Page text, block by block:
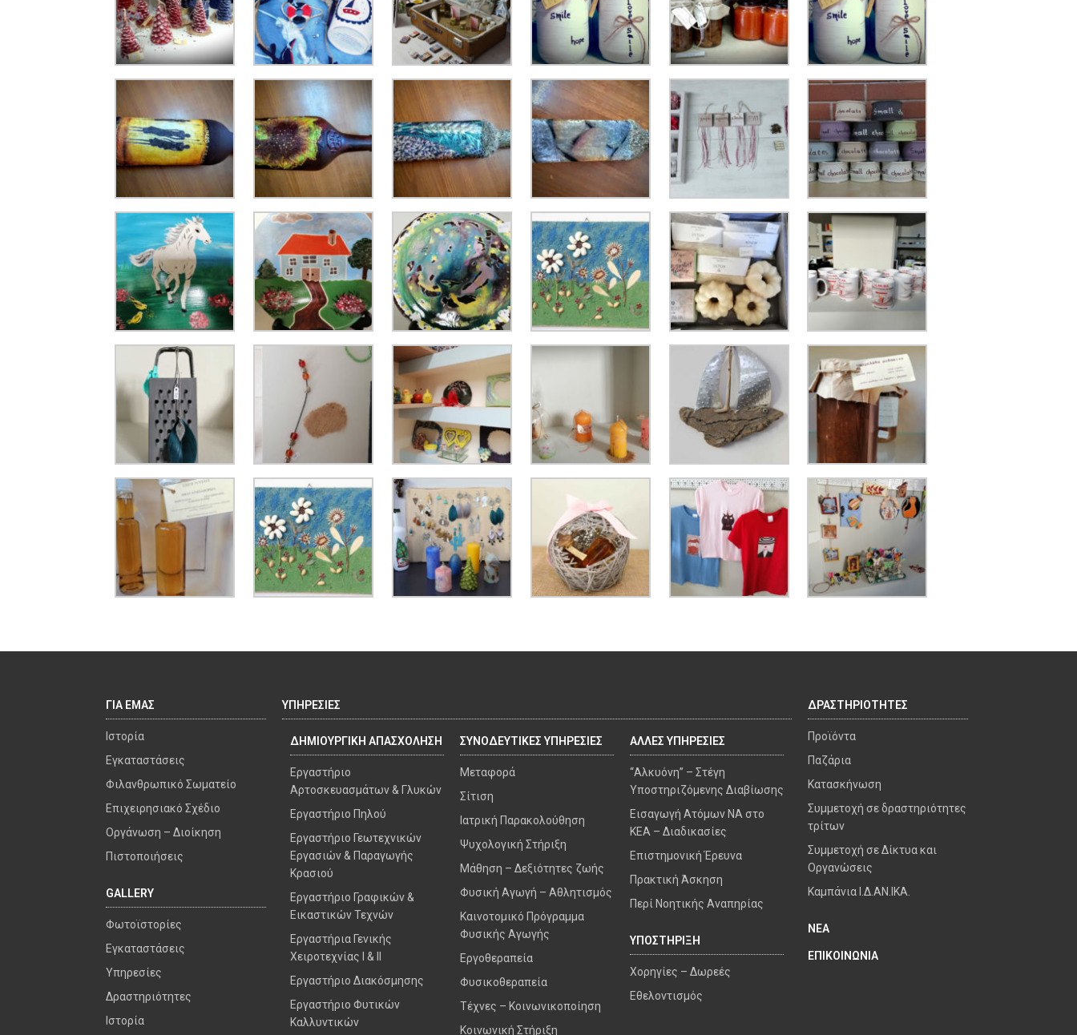
ΓΙΑ ΕΜΑΣ
Ιστορία
Εγκαταστάσεις
Φιλανθρωπικό Σωματείο
Επιχειρησιακό Σχέδιο
Οργάνωση – Διοίκηση
Πιστοποιήσεις
GALLERY
Φωτοϊστορίες
Εγκαταστάσεις
Υπηρεσίες
Δραστηριότητες
Ιστορία
ΥΠΗΡΕΣΙΕΣ
ΔΗΜΙΟΥΡΓΙΚΗ ΑΠΑΣΧΟΛΗΣΗ
Εργαστήριο
Αρτοσκευασμάτων & Γλυκών
Εργαστήριο Πηλού
Εργαστήριο Γεωτεχνικών
Εργασιών & Παραγωγής
Κρασιού
Εργαστήριο Γραφικών &
Εικαστικών Τεχνών
Εργαστήρια Γενικής
Χειροτεχνίας I & II
Εργαστήριο Διακόσμησης
Εργαστήριο Φυτικών
Καλλυντικών
ΣΥΝΟΔΕΥΤΙΚΕΣ ΥΠΗΡΕΣΙΕΣ
Μεταφορά
Σίτιση
Ιατρική Παρακολούθηση
Ψυχολογική Στήριξη
Μάθηση – Δεξιότητες ζωής
Φυσική Αγωγή – Αθλητισμός
Καινοτομικό Πρόγραμμα
Φυσικής Αγωγής
Εργοθεραπεία
Φυσικοθεραπεία
Τέχνες – Κοινωνικοποίηση
Κοινωνική Στήριξη
ΑΛΛΕΣ ΥΠΗΡΕΣΙΕΣ
“Αλκυόνη” – Στέγη
Υποστηριζόμενης Διαβίωσης
Εισαγωγή Ατόμων ΝΑ στο
ΚΕΑ – Διαδικασίες
Επιστημονική Έρευνα
Πρακτική Άσκηση
Περί Νοητικής Αναπηρίας
ΥΠΟΣΤΗΡΙΞΗ
Χορηγίες – Δωρεές
Εθελοντισμός
ΔΡΑΣΤΗΡΙΟΤΗΤΕΣ
Προϊόντα
Παζάρια
Κατασκήνωση
Συμμετοχή σε δραστηριότητες
τρίτων
Συμμετοχή σε Δίκτυα και
Οργανώσεις
Καμπάνια Ι.Δ.ΑΝ.ΙΚΑ.
ΝΕΑ
ΕΠΙΚΟΙΝΩΝΙΑ